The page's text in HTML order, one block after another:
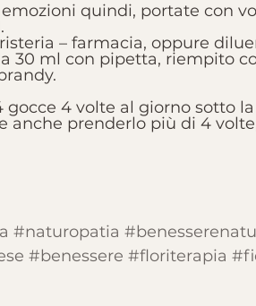
quindi, portate con
– farmacia, oppure
30 ml con pipetta, riempito
gocce 4 volte al giorno sotto
anche prenderlo più di 4
#naturopatia
#benessere #floriterapia